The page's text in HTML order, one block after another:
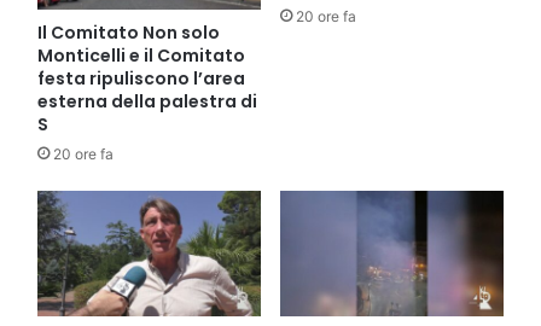
Il Comitato Non solo
Monticelli e il Comitato
festa ripuliscono l’area
esterna della palestra di
S
20 ore fa
20 ore fa